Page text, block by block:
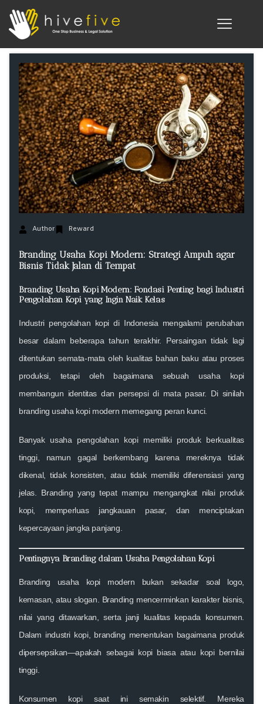
Author Reward
Branding Usaha Kopi Modern: Strategi Ampuh agar
Bisnis Tidak Jalan di Tempat
Branding Usaha Kopi Modern: Fondasi Penting bagi Industri
Pengolahan Kopi yang Ingin Naik Kelas
Industri pengolahan kopi di Indonesia mengalami perubahan
besar dalam beberapa tahun terakhir. Persaingan tidak lagi
ditentukan semata-mata oleh kualitas bahan baku atau proses
produksi, tetapi oleh bagaimana sebuah usaha kopi
membangun identitas dan persepsi di mata pasar. Di sinilah
branding usaha kopi modern memegang peran kunci.
Banyak usaha pengolahan kopi memiliki produk berkualitas
tinggi, namun gagal berkembang karena mereknya tidak
dikenal, tidak konsisten, atau tidak memiliki diferensiasi yang
jelas. Branding yang tepat mampu mengangkat nilai produk
kopi, memperluas jangkauan pasar, dan menciptakan
kepercayaan jangka panjang.
Pentingnya Branding dalam Usaha Pengolahan Kopi
Branding usaha kopi modern bukan sekadar soal logo,
kemasan, atau slogan. Branding mencerminkan karakter bisnis,
nilai yang ditawarkan, serta janji kualitas kepada konsumen.
Dalam industri kopi, branding menentukan bagaimana produk
dipersepsikan—apakah sebagai kopi biasa atau kopi bernilai
tinggi.
Konsumen kopi saat ini semakin selektif. Mereka